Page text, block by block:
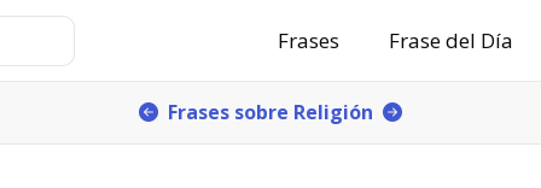
Frases Frase del Día
Frases sobre Religión